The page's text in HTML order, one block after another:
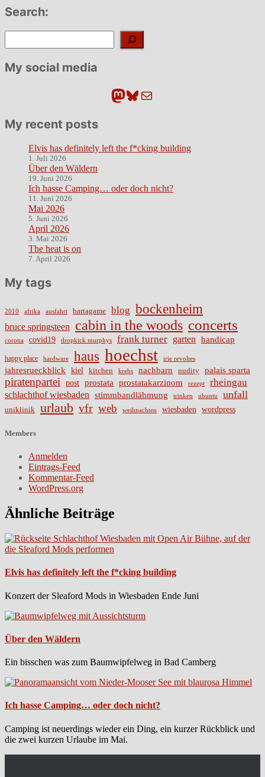
Search:
My social media
Mastodon
Bluesky
E-Mail
My recent posts
Elvis has definitely left the f*cking building
1. Juli 2026
Über den Wäldern
19. Juni 2026
Ich hasse Camping… oder doch nicht?
11. Juni 2026
Mai 2026
5. Juni 2026
April 2026
3. Mai 2026
The heat is on
7. April 2026
My tags
2010 afrika ausfahrt bartagame blog bockenheim
bruce springsteen cabin in the woods concerts
corona covid19 dropkick murphys frank turner garten handicap
happy place hardware haus hoechst irie revoltes
jahresrueckblick kiel kitchen krebs nachbarn nudity palais sparta
piratenpartei post prostata prostatakarzinom rezept rheingau
schlachthof wiesbaden stimmbandlähmung trinken ubuntu unfall
uniklinik urlaub vfr web weihnachten wiesbaden wordpress
Members
Anmelden
Eintrags-Feed
Kommentar-Feed
WordPress.org
Ähnliche Beiträge
Elvis has definitely left the f*cking building
Konzert der Sleaford Mods in Wiesbaden Ende Juni
Über den Wäldern
Ein bisschen was zum Baumwipfelweg in Bad Camberg
Ich hasse Camping… oder doch nicht?
Camping ist neuerdings wieder ein Ding, ein kurzer Rückblick und
die zwei kurzen Urlaube im Mai.